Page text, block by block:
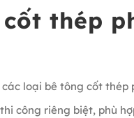
thép
loại bê tông cốt
công riêng biệt, phù